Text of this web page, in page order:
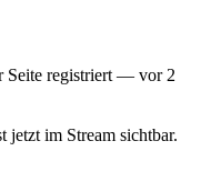
Seite registriert — vor 2
im Stream sichtbar.